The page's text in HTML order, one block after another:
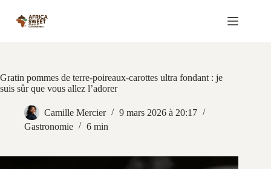
contenu
Gratin pommes de terre-poireaux-carottes ultra fondant : je
suis sûr que vous allez l’adorer
Camille Mercier
9 mars 2026 à 20:17
Gastronomie
6 min